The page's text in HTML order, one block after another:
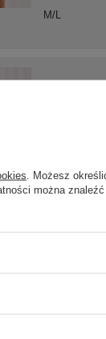
M/L
. Możesz
można